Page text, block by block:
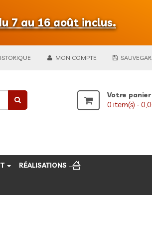
7 au 16 août inclus.
MON COMPTE
Votre panier
0 item(s) -
RÉALISATIONS